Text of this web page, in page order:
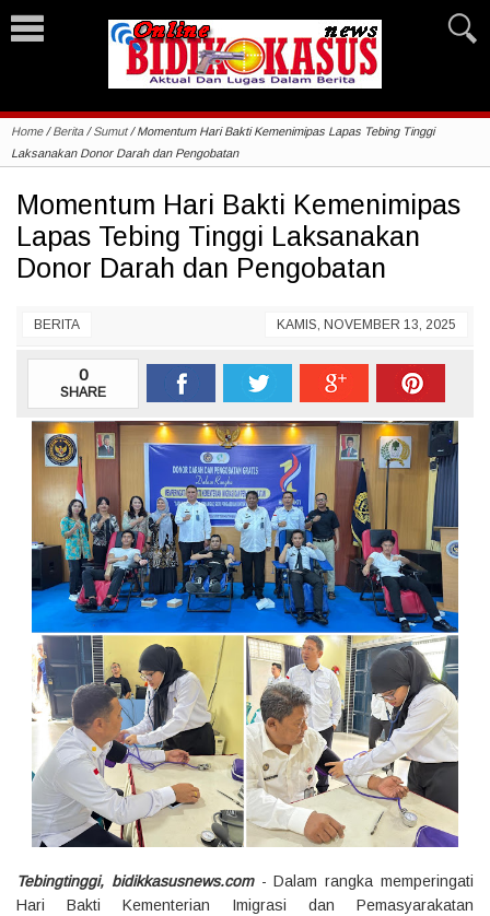
Home/Berita/Sumut/Momentum Hari Bakti Kemenimipas Lapas Tebing Tinggi
Laksanakan Donor Darah dan Pengobatan
Momentum Hari Bakti Kemenimipas
Lapas Tebing Tinggi Laksanakan
Donor Darah dan Pengobatan
BERITA KAMIS, NOVEMBER 13, 2025
0
SHARE
Tebingtinggi, bidikkasusnews.com- Dalam rangka memperingati
Hari Bakti Kementerian Imigrasi dan Pemasyarakatan